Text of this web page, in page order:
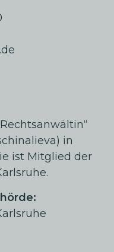
in
ist Mitglied der